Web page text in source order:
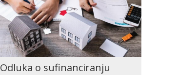
Odluka o sufinanciranju